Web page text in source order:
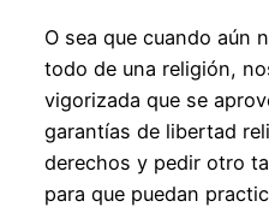
O sea que cuando aún
todo de una religión,
vigorizada que se
garantías de libertad
derechos y pedir otro
para que puedan